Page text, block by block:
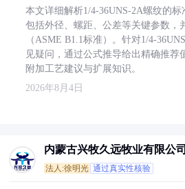
本文详细解析1/4-36UNS-2A螺纹的标
包括外径、螺距、公差等关键参数，
（ASME B1.1标准）。针对1/4-
见疑问，通过公式推导给出精确推荐
附加工艺建议与扩展知识。
2026年8月4日
内蒙古兴牧久远牧业有限公司
法人:徐明光 通过真实性核验